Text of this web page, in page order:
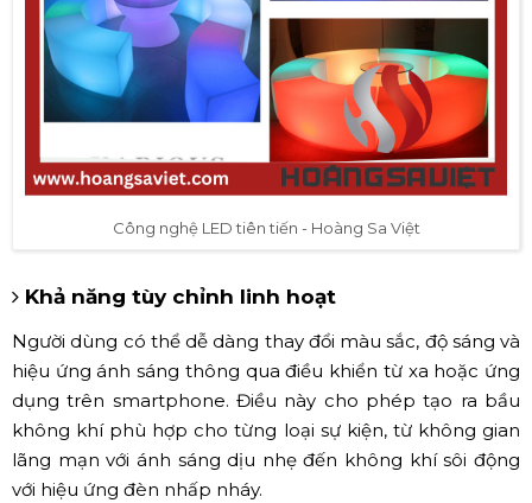
Công nghệ LED tiên tiến - Hoàng Sa Việt
Khả năng tùy chỉnh linh hoạt
Người dùng có thể dễ dàng thay đổi màu sắc, độ sáng và
hiệu ứng ánh sáng thông qua điều khiển từ xa hoặc ứng
dụng trên smartphone. Điều này cho phép tạo ra bầu
không khí phù hợp cho từng loại sự kiện, từ không gian
lãng mạn với ánh sáng dịu nhẹ đến không khí sôi động
với hiệu ứng đèn nhấp nháy.